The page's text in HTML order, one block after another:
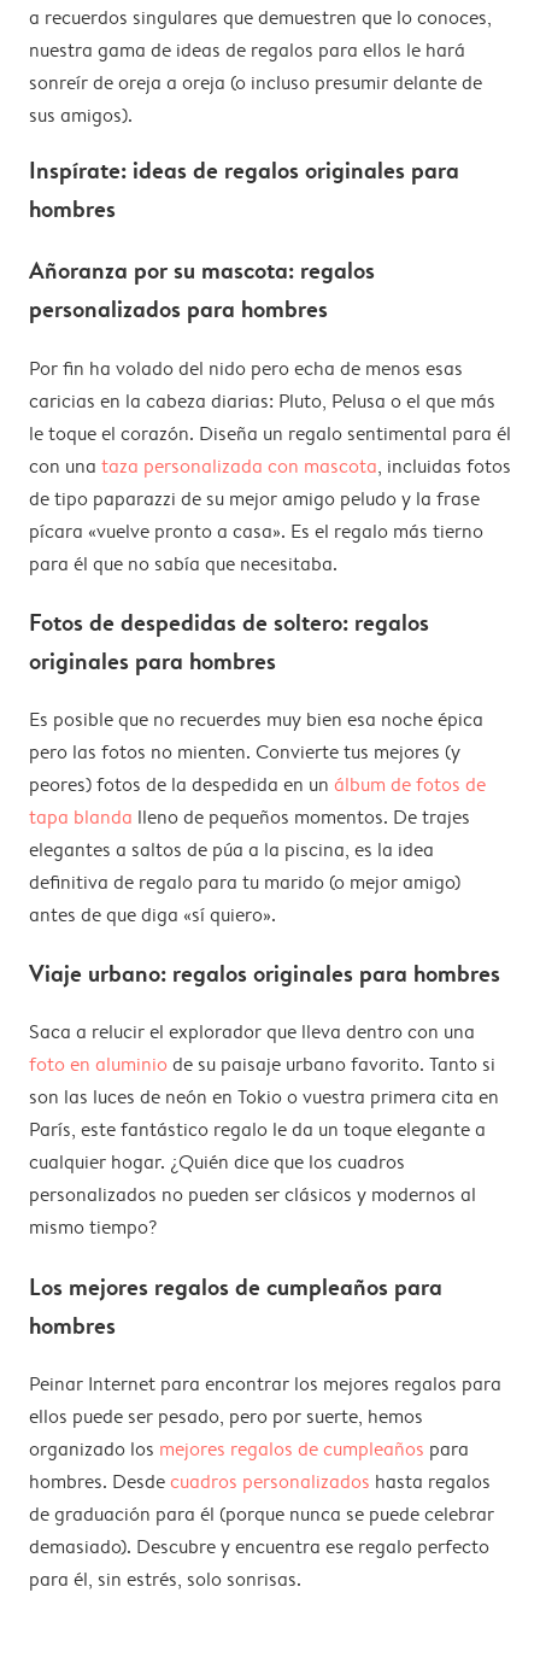
estas ideas que te damos.
a recuerdos singulares que demuestren que lo conoces,
nuestra gama de ideas de regalos para ellos le hará
sonreír de oreja a oreja (o incluso presumir delante de
sus amigos).
Inspírate: ideas de regalos originales para
hombres
Añoranza por su mascota: regalos
personalizados para hombres
Por fin ha volado del nido pero echa de menos esas
caricias en la cabeza diarias: Pluto, Pelusa o el que más
le toque el corazón. Diseña un regalo sentimental para él
con una taza personalizada con mascota, incluidas fotos
de tipo paparazzi de su mejor amigo peludo y la frase
pícara «vuelve pronto a casa». Es el regalo más tierno
para él que no sabía que necesitaba.
Fotos de despedidas de soltero: regalos
originales para hombres
Es posible que no recuerdes muy bien esa noche épica
pero las fotos no mienten. Convierte tus mejores (y
peores) fotos de la despedida en un álbum de fotos de
tapa blanda lleno de pequeños momentos. De trajes
elegantes a saltos de púa a la piscina, es la idea
definitiva de regalo para tu marido (o mejor amigo)
antes de que diga «sí quiero».
Viaje urbano: regalos originales para hombres
Saca a relucir el explorador que lleva dentro con una
foto en aluminio de su paisaje urbano favorito. Tanto si
son las luces de neón en Tokio o vuestra primera cita en
París, este fantástico regalo le da un toque elegante a
cualquier hogar. ¿Quién dice que los cuadros
personalizados no pueden ser clásicos y modernos al
mismo tiempo?
Los mejores regalos de cumpleaños para
hombres
Peinar Internet para encontrar los mejores regalos para
ellos puede ser pesado, pero por suerte, hemos
organizado los mejores regalos de cumpleaños para
hombres. Desdecuadros personalizados hasta regalos
de graduación para él (porque nunca se puede celebrar
demasiado). Descubre y encuentra ese regalo perfecto
para él, sin estrés, solo sonrisas.